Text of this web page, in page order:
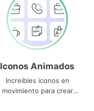
Iconos Animados
Increíbles iconos en
movimiento para crear